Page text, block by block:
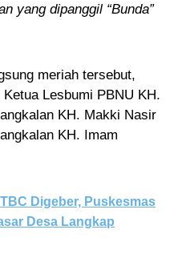
yang dipanggil “Bunda”
meriah tersebut,
Lesbumi PBNU KH.
KH. Makki Nasir
KH. Imam
Digeber, Puskesmas
Desa Langkap